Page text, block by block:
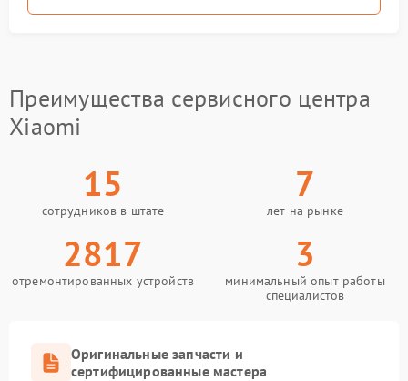
Преимущества сервисного центра
Xiaomi
15
сотрудников в штате
7
лет на рынке
2817
отремонтированных устройств
3
минимальный опыт работы
специалистов
Оригинальные запчасти и
сертифицированные мастера